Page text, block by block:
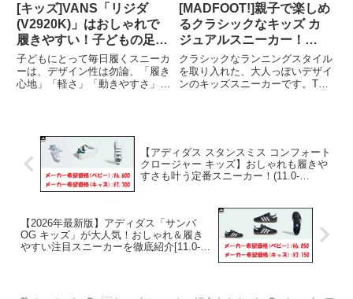
[キッズ]VANS「リジダ
(V2920K)」はおしゃれで
履きやすい！子どもの足に
ぴったりスニーカー！[17-
22cm]
子どもにとって毎日履くスニーカ
ーは、デザイン性は勿論、「履き
心地」「軽さ」「動きやすさ」も
紹介！おしゃれで機能的なリジダ
の魅力を、ご紹介しています。
[MADFOOT!]親子で楽しめ
るクラシックなキッズ カ
ジュアルスニーカー！
[250010][16.0-20.0cm]
クラシックなランニングスタイル
を取り入れた、大人っぽいデザイ
ンのキッズスニーカーです。Tト
ル。ひも結びが不要のゴムシュー
レ...
【アディダス スタンスミス コンフォート
クロージャー キッズ】おしゃれも履きや
すさも叶う定番スニーカー！(11.0-
【2026年最新版】アディダス「サンバ
OG キッズ」が大人気！おしゃれ＆履き
やすい注目スニーカーを徹底紹介[11.0-